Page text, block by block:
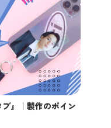
』｜製作のポイン